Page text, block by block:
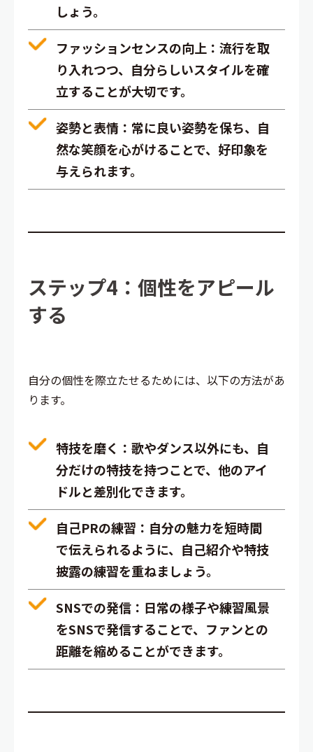
しょう。
ファッションセンスの向上 ：流行を取
り入れつつ、自分らしいスタイルを確
立することが大切です。
姿勢と表情 ：常に良い姿勢を保ち、自
然な笑顔を心がけることで、好印象を
与えられます。
ステップ4：個性をアピール
する
自分の個性を際立たせるためには、以下の方法があ
ります。
特技を磨く ：歌やダンス以外にも、自
分だけの特技を持つことで、他のアイ
ドルと差別化できます。
自己PRの練習 ：自分の魅力を短時間
で伝えられるように、自己紹介や特技
披露の練習を重ねましょう。
SNSでの発信 ：日常の様子や練習風景
をSNSで発信することで、ファンとの
距離を縮めることができます。